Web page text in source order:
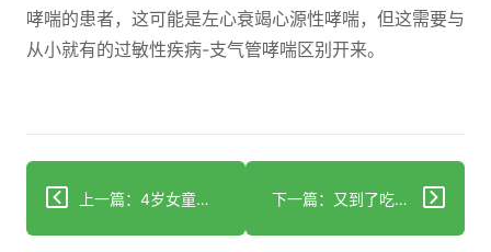
哮喘的患者，这可能是左心衰竭心源性哮喘，但这需要与
从小就有的过敏性疾病-支气管哮喘区别开来。
上一篇：4岁女童小区被狗撕咬遍体鳞伤 被狗咬伤后该怎么办？ 下一篇：又到了吃荔枝的旺季 警惕这种要命的“荔枝病”